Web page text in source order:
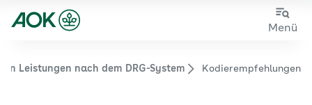
Zum
Zur
Menü
Zur Startseite von der Website aok.de/gp
Leistungen nach dem DRG-System Kodierempfehlungen